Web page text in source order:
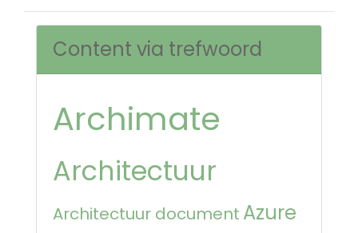
Content via trefwoord
Archimate
Architectuur
Architectuur document Azure